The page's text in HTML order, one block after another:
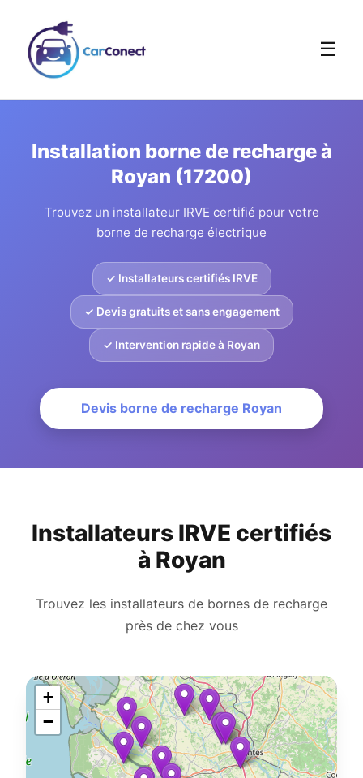
☰
Installation borne de recharge à
Royan (17200)
Trouvez un installateur IRVE certifié pour votre
borne de recharge électrique
✓ Installateurs certifiés IRVE
✓ Devis gratuits et sans engagement
✓ Intervention rapide à Royan
Devis borne de recharge Royan
Installateurs IRVE certifiés
à Royan
Trouvez les installateurs de bornes de recharge
près de chez vous
+
−